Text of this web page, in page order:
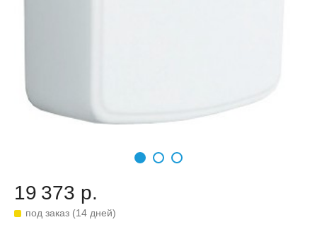
19 373 р.
под заказ (14 дней)